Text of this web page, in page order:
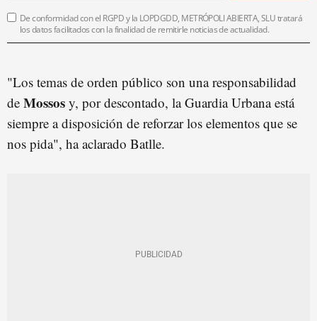
De conformidad con el RGPD y la LOPDGDD, METRÓPOLI ABIERTA, SLU tratará
los datos facilitados con la finalidad de remitirle noticias de actualidad.
"Los temas de orden público son una responsabilidad
de Mossos y, por descontado, la Guardia Urbana está
siempre a disposición de reforzar los elementos que se
nos pida", ha aclarado Batlle.